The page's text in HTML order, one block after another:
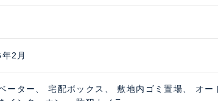
2月
ーター、 宅配ボックス、 敷地内ゴミ置場、 オ